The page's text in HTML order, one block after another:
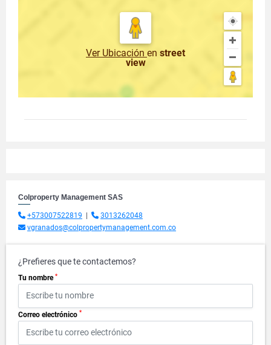
Ver Ubicación en street
view
Colproperty Management SAS
+573007522819
3013262048
vgranados@colpropertymanagement.com.co
¿Prefieres que te contactemos?
Tu nombre *
Correo electrónico *